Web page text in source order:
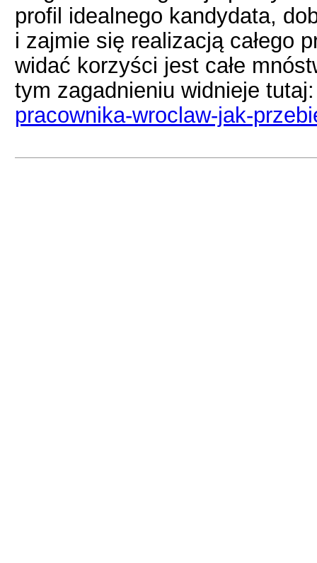
profil idealnego kandydata,
i zajmie się realizacją całego
widać korzyści jest całe
tym zagadnieniu widnieje
pracownika-wroclaw-jak-